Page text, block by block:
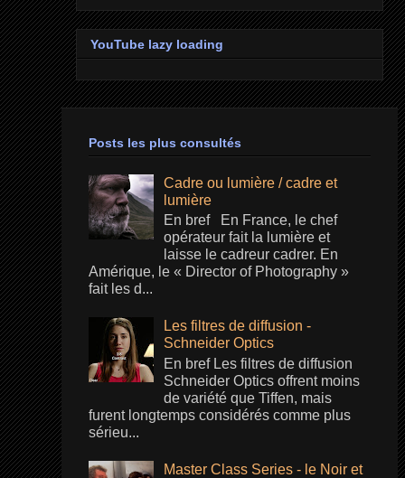
YouTube lazy loading
Posts les plus consultés
Cadre ou lumière / cadre et
lumière
En bref En France, le chef
opérateur fait la lumière et
laisse le cadreur cadrer. En
Amérique, le « Director of Photography »
fait les d...
Les filtres de diffusion -
Schneider Optics
En bref Les filtres de diffusion
Schneider Optics offrent moins
de variété que Tiffen, mais
furent longtemps considérés comme plus
sérieu...
Master Class Series - le Noir et